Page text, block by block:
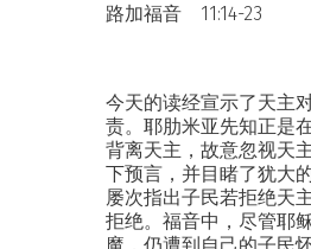
路加福音 11:14-23
今天的读经宣示了天主
责。耶肋米亚先知正是
背离天主，故意忽视天
下预言，并目睹了犹大
屡次指出子民若拒绝天
拒绝。福音中，尽管耶